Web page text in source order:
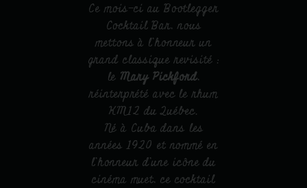
Ce mois-ci au Bootlegger
Cocktail Bar, nous
mettons à l’honneur un
grand classique revisité :
le Mary Pickford,
réinterprété avec le rhum
KM12 du Québec.
Né à Cuba dans les
années 1920 et nommé en
l’honneur d’une icône du
cinéma muet, ce cocktail